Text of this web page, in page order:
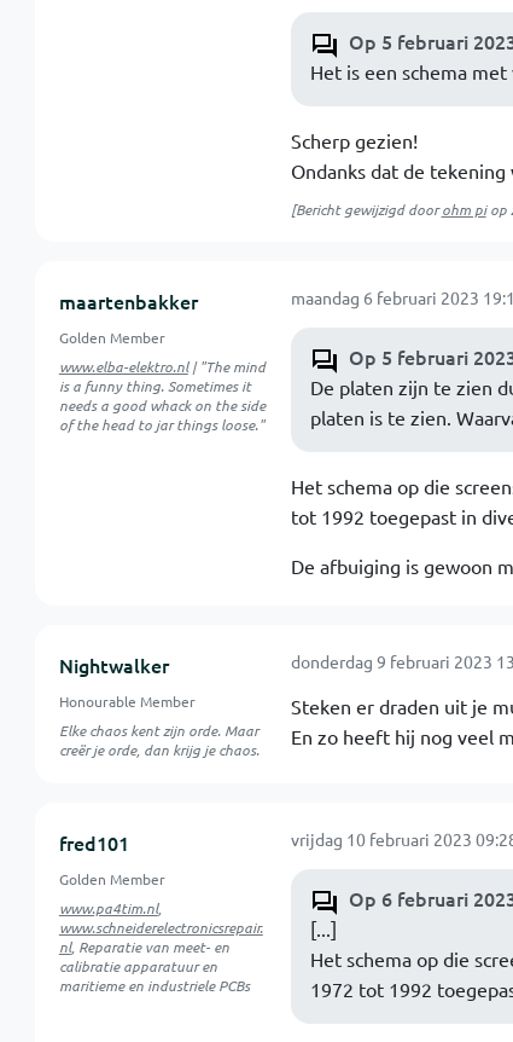
Op 5 februari
Het is een schema
Scherp gezien!
Ondanks dat de tekening
[Bericht gewijzigd doorohm piop
maartenbakker
Golden Member
www.elba-elektro.nl| "The mind
is a funny thing. Sometimes it
needs a good whack on the side
of the head to jar things loose."
maandag 6 februari 2023
Op 5 februari
De platen zijn te zien
platen is te zien.
Het schema op die
tot 1992 toegepast in
De afbuiging is gewoon
Nightwalker
Honourable Member
Elke chaos kent zijn orde. Maar
creër je orde, dan krijg je chaos.
donderdag 9 februari 2023
Steken er draden uit je
En zo heeft hij nog veel
fred101
Golden Member
www.pa4tim.nl,
www.schneiderelectronicsrepair.
nl, Reparatie van meet- en
calibratie apparatuur en
maritieme en industriele PCBs
vrijdag 10 februari 2023
Op 6 februari
[...]
Het schema op die
1972 tot 1992